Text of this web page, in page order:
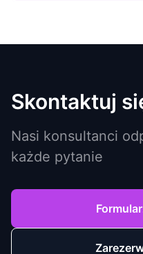
Skontaktuj
Nasi konsultanci
każde pytanie